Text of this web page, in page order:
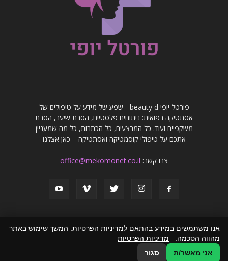
פורטל יופי beauty d - שפע של מידע על טיפולים של
אסתטיקה רפואית: ניתוחים פלסטיים, הסרת שיער, הסרת
משקפיים ועוד. כל המבצעים, כל הכתבות, כל מה שמעניין
אתכם על טיפולי קוסמטיקה ואסתטיקה – כאן אצלנו
צרו קשר: office@mekomonet.co.il
פרסמו אצלנו פרסום מאמרים באתרים
© כל הזכויות שמורות לפורטל יופי beauty d
אנו משתמשים במידע בהתאם למדיניות הפרטיות. המשך שימוש באתר
מהווה הסכמה. מדיניות הפרטיות
אני מאשר/ת
סגור